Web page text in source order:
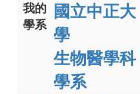
我的
學系
國立中正大
學
生物醫學科
學系